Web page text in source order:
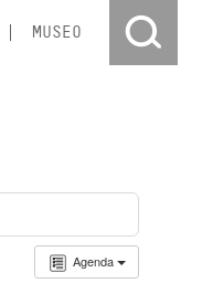
MUSEO
Agenda